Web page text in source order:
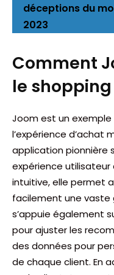
déceptions du
2023
Comment
le
Joom est un
l’expérience d’achat
application pionnière
expérience
intuitive, elle permet
facilement une vaste
s’appuie également
pour ajuster les
des données pour
de chaque client. En